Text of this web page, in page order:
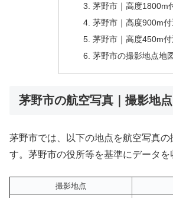
茅野市｜高度1800m
茅野市｜高度900m付
茅野市｜高度450m付
茅野市の撮影地点地
茅野市の航空写真｜撮影地点
茅野市では、以下の地点を航空写真の
す。茅野市の役所等を基準にデータを
撮影地点